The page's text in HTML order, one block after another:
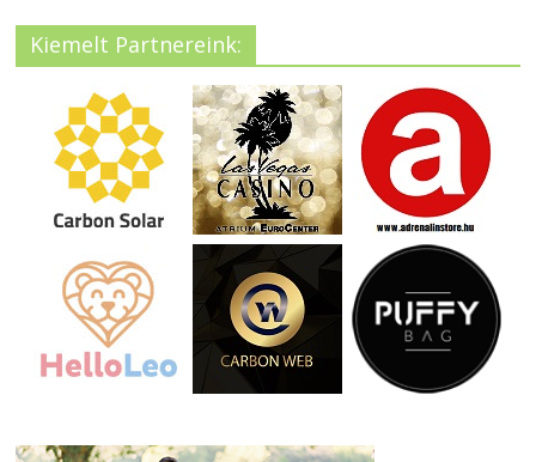
Kiemelt Partnereink: